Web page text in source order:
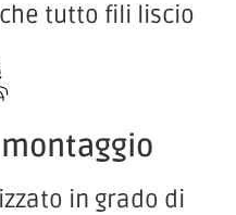
tutto fili liscio
in grado di